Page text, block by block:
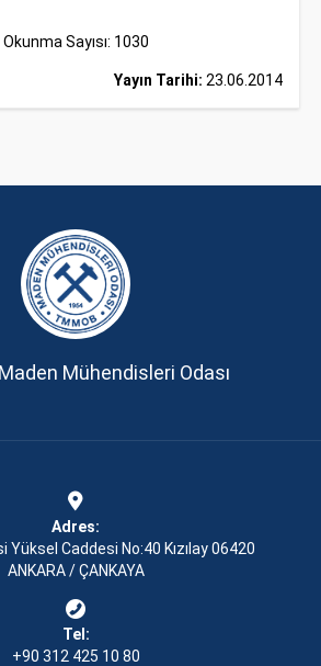
Okunma Sayısı: 1030
Yayın Tarihi: 23.06.2014
Mühendisleri Odası
Adres:
Yüksel Caddesi No:40 Kızılay 06420
ANKARA / ÇANKAYA
Tel:
+90 312 425 10 80